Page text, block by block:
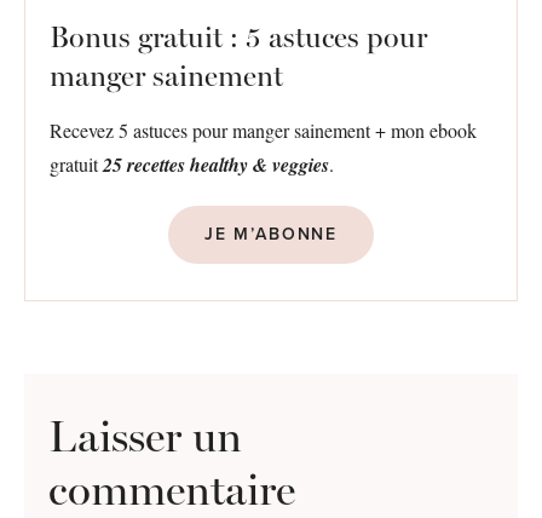
Bonus gratuit : 5 astuces pour
manger sainement
Recevez 5 astuces pour manger sainement + mon ebook
gratuit25 recettes healthy & veggies.
JE M’ABONNE
Laisser un
commentaire